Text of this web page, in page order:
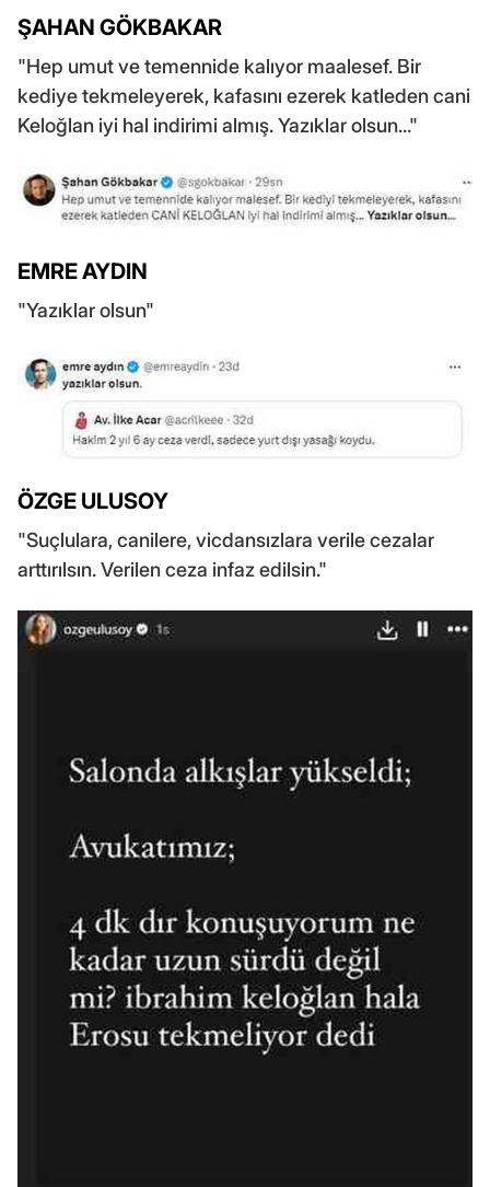
ŞAHAN GÖKBAKAR
"Hep umut ve temennide kalıyor maalesef. Bir
kediye tekmeleyerek, kafasını ezerek katleden cani
Keloğlan iyi hal indirimi almış. Yazıklar olsun..."
EMRE AYDIN
"Yazıklar olsun"
ÖZGE ULUSOY
"Suçlulara, canilere, vicdansızlara verile cezalar
arttırılsın. Verilen ceza infaz edilsin."